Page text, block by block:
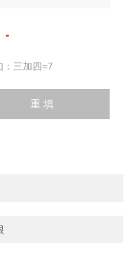
：三加四=7